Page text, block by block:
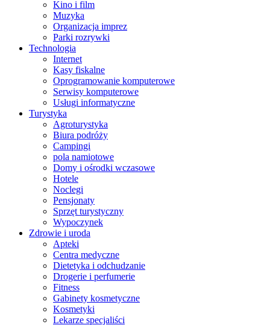
Kino i film
Muzyka
Organizacja imprez
Parki rozrywki
Technologia
Internet
Kasy fiskalne
Oprogramowanie komputerowe
Serwisy komputerowe
Usługi informatyczne
Turystyka
Agroturystyka
Biura podróży
Campingi
pola namiotowe
Domy i ośrodki wczasowe
Hotele
Noclegi
Pensjonaty
Sprzęt turystyczny
Wypoczynek
Zdrowie i uroda
Apteki
Centra medyczne
Dietetyka i odchudzanie
Drogerie i perfumerie
Fitness
Gabinety kosmetyczne
Kosmetyki
Lekarze specjaliści